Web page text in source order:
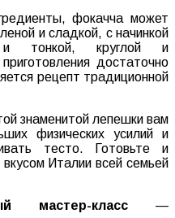
фокачча может
и сладкой, с начинкой
тонкой, круглой и
достаточно
рецепт традиционной
знаменитой лепешки вам
физических усилий и
тесто. Готовьте и
Италии всей семьей
мастер-класс—